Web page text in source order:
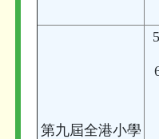
第九屆全港小學